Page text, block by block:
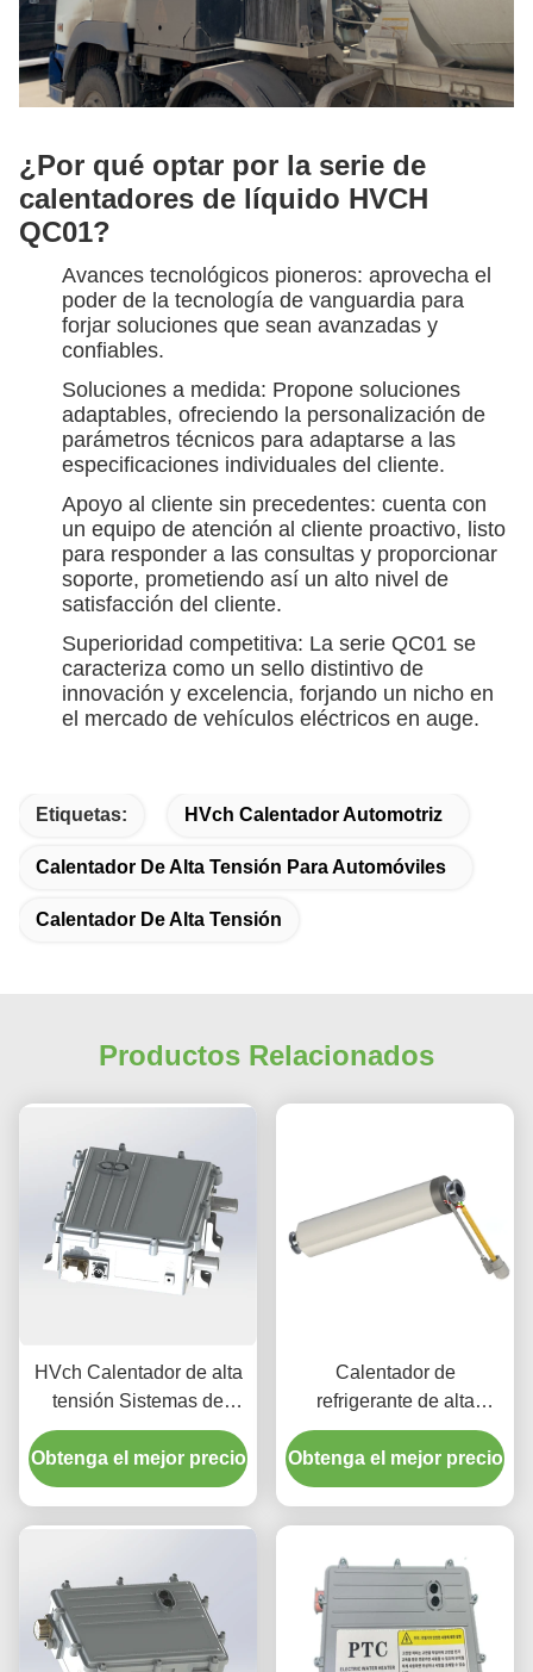
¿Por qué optar por la serie de
calentadores de líquido HVCH
QC01?
Avances tecnológicos pioneros: aprovecha el
poder de la tecnología de vanguardia para
forjar soluciones que sean avanzadas y
confiables.
Soluciones a medida: Propone soluciones
adaptables, ofreciendo la personalización de
parámetros técnicos para adaptarse a las
especificaciones individuales del cliente.
Apoyo al cliente sin precedentes: cuenta con
un equipo de atención al cliente proactivo, listo
para responder a las consultas y proporcionar
soporte, prometiendo así un alto nivel de
satisfacción del cliente.
Superioridad competitiva: La serie QC01 se
caracteriza como un sello distintivo de
innovación y excelencia, forjando un nicho en
el mercado de vehículos eléctricos en auge.
Etiquetas: HVch Calentador Automotriz
Calentador De Alta Tensión Para Automóviles
Calentador De Alta Tensión
Productos Relacionados
HVch Calentador de alta
tensión Sistemas de
vehículos modernos para
automóviles
Obtenga el mejor precio
Calentador de
refrigerante de alta
tensión de 2-5 kW para
almacenamiento de
energía AC 480V
Obtenga el mejor precio